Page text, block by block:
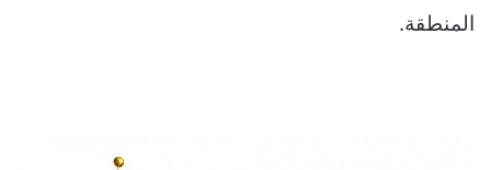
المنطقة.